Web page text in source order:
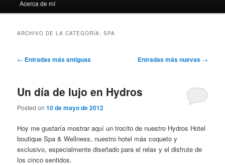
Acerca de mí
ARCHIVO DE LA CATEGORÍA:SPA
Navegación
← Entradas más antiguas Entradas más nuevas →
Un día de lujo en Hydros
Posted on10 de mayo de 2012
Hoy me gustaría mostrar aquí un trocito de nuestro Hydros Hotel
boutique Spa & Wellness, nuestro hotel más coqueto y
exclusivo, especialmente diseñado para el relax y el disfrute de
los cinco sentidos.